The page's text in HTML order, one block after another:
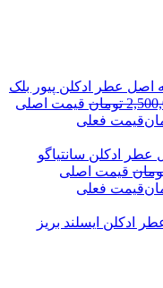
عطر ادکلن پیور بلک
تومان قیمت اصلی
قیمت فعلی
عطر ادکلن سانتیاگو
قیمت اصلی
قیمت فعلی
ادکلن ایسلند بریز